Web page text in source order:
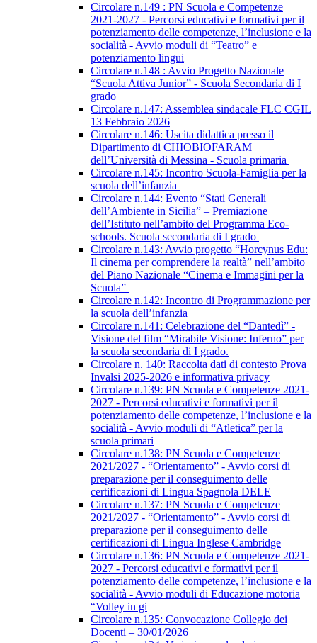
Circolare n.149 : PN Scuola e Competenze
2021-2027 - Percorsi educativi e formativi per il
potenziamento delle competenze, l’inclusione e la
socialità - Avvio moduli di “Teatro” e
potenziamento lingui
Circolare n.148 : Avvio Progetto Nazionale
“Scuola Attiva Junior” - Scuola Secondaria di I
grado
Circolare n.147: Assemblea sindacale FLC CGIL
13 Febbraio 2026
Circolare n.146: Uscita didattica presso il
Dipartimento di CHIOBIOFARAM
dell’Università di Messina - Scuola primaria
Circolare n.145: Incontro Scuola-Famiglia per la
scuola dell’infanzia
Circolare n.144: Evento “Stati Generali
dell’Ambiente in Sicilia” – Premiazione
dell’Istituto nell’ambito del Programma Eco-
schools. Scuola secondaria di I grado
Circolare n.143: Avvio progetto “Horcynus Edu:
Il cinema per comprendere la realtà” nell’ambito
del Piano Nazionale “Cinema e Immagini per la
Scuola”
Circolare n.142: Incontro di Programmazione per
la scuola dell’infanzia
Circolare n.141: Celebrazione del “Dantedì” -
Visione del film “Mirabile Visione: Inferno” per
la scuola secondaria di I grado.
Circolare n. 140: Raccolta dati di contesto Prova
Invalsi 2025-2026 e informativa privacy
Circolare n.139: PN Scuola e Competenze 2021-
2027 - Percorsi educativi e formativi per il
potenziamento delle competenze, l’inclusione e la
socialità - Avvio moduli di “Atletica” per la
scuola primari
Circolare n.138: PN Scuola e Competenze
2021/2027 - “Orientamento” - Avvio corsi di
preparazione per il conseguimento delle
certificazioni di Lingua Spagnola DELE
Circolare n.137: PN Scuola e Competenze
2021/2027 - “Orientamento” - Avvio corsi di
preparazione per il conseguimento delle
certificazioni di Lingua Inglese Cambridge
Circolare n.136: PN Scuola e Competenze 2021-
2027 - Percorsi educativi e formativi per il
potenziamento delle competenze, l’inclusione e la
socialità - Avvio moduli di Educazione motoria
“Volley in gi
Circolare n.135: Convocazione Collegio dei
Docenti – 30/01/2026